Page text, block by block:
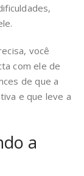
você
com ele de
de que a
e que leve a
a